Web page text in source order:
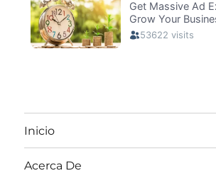
Inicio
Acerca De